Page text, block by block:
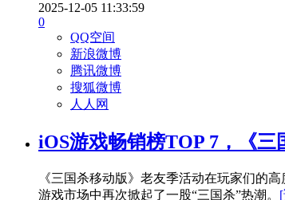
2025-12-05 11:33:59
0
QQ空间
新浪微博
腾讯微博
搜狐微博
人人网
iOS游戏畅销榜TOP 7，《
《三国杀移动版》老友季活动在玩家们的
游戏市场中再次掀起了一股“三国杀”热潮。